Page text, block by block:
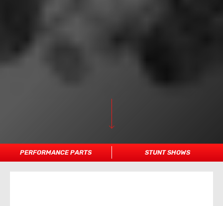
PERFORMANCE PARTS STUNT SHOWS